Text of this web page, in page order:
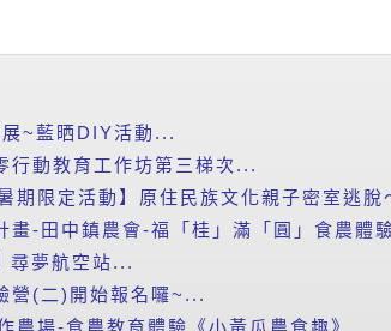
~藍晒DIY活動...
行動教育工作坊第三梯次...
期限定活動】原住民族文化親子密室逃
畫-田中鎮農會-福「桂」滿「圓」食農體
尋夢航空站...
營(二)開始報名囉~...
農場-食農教育體驗《小黃瓜農食趣》...